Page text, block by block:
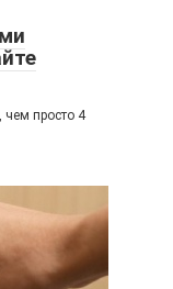
просто 4